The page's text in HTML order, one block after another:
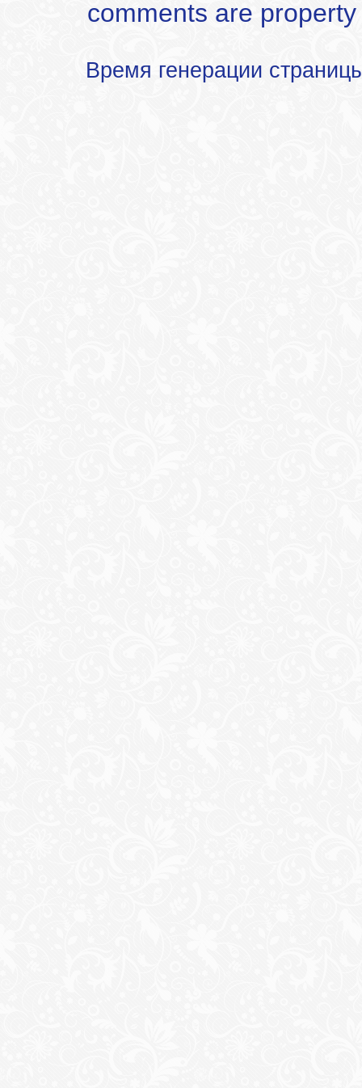
comments are
Время генерации